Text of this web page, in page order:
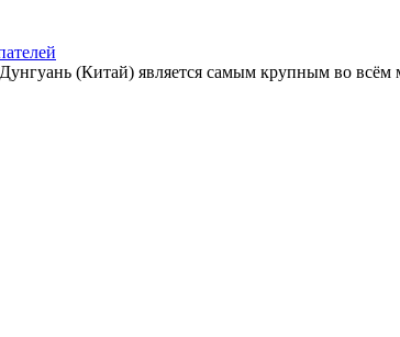
(Китай) является самым крупным во всём